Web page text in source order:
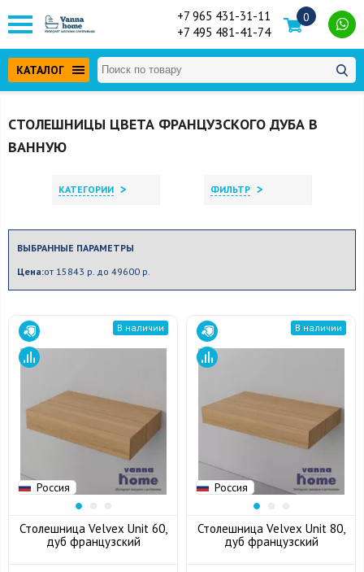
+7 965 431-31-11
+7 495 481-41-74
0
КАТАЛОГ
СТОЛЕШНИЦЫ ЦВЕТА ФРАНЦУЗСКОГО ДУБА В
ВАННУЮ
КАТЕГОРИИ > ФИЛЬТР >
ВЫБРАННЫЕ ПАРАМЕТРЫ
Цена:от 15843 р. до 49600 р.
Россия
В наличии
Столешница Velvex Unit 60,
дуб французский
Россия
В наличии
Столешница Velvex Unit 80,
дуб французский